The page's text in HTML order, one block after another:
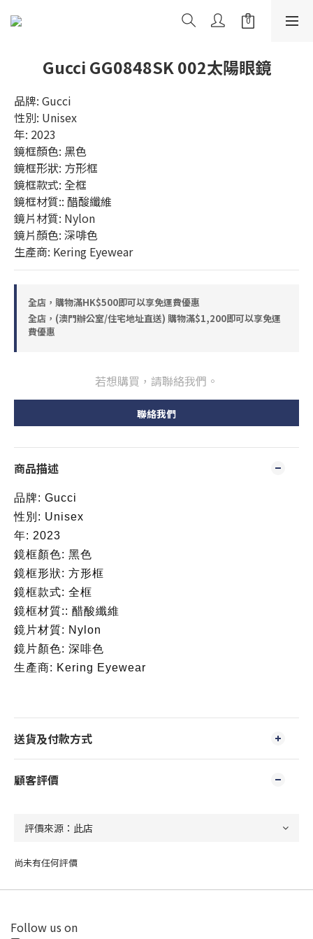
Gucci GG0848SK 002太陽眼鏡
品牌: Gucci
性別: Unisex
年: 2023
鏡框顏色: 黑色
鏡框形狀: 方形框
鏡框款式: 全框
鏡框材質:: 醋酸纖維
鏡片材質: Nylon
鏡片顏色: 深啡色
生產商: Kering Eyewear
全店，購物滿HK$500即可以享免運費優惠
全店，(澳門辦公室/住宅地址直送) 購物滿$1,200即可以享免運
費優惠
若想購買，請聯絡我們。
聯絡我們
商品描述
品牌: Gucci
性別: Unisex
年: 2023
鏡框顏色: 黑色
鏡框形狀: 方形框
鏡框款式: 全框
鏡框材質:: 醋酸纖維
鏡片材質: Nylon
鏡片顏色: 深啡色
生產商: Kering Eyewear
送貨及付款方式
顧客評價
尚未有任何評價
Follow us on